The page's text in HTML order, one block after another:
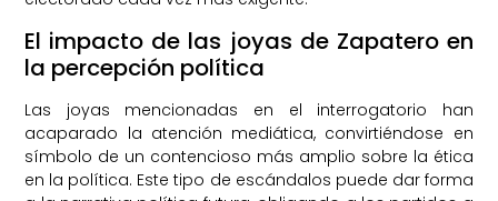
El impacto de las joyas de Zapatero en
la percepción política
Las joyas mencionadas en el interrogatorio han
acaparado la atención mediática, convirtiéndose en
símbolo de un contencioso más amplio sobre la ética
en la política. Este tipo de escándalos puede dar forma